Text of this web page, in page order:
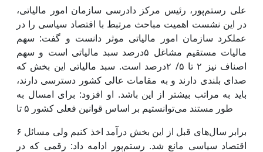
علی رستم‌پور، رئیس مرکز دادرسی سازمان امور مالیاتی،
در این نشست اهمیت مباحث مرتبط با اقتصاد سیاسی را در
عملکرد سازمان امور مالیاتی موثر دانست و گفت: سهم
مالیات مستقیم مشاغل ۵درصد سبد مالیاتی است و سهم
اصناف نیز ۲ تا ۵/ ۲درصد است. سبد مالیاتی این بخش که
صدای بلندی دارند و به مقامات عالی کشور دسترسی دارند،
باید به مراتب بیشتر از این باشد. او افزود: برای امسال به
طور مستند می‌توانستیم بر اساس قوانین فعلی کشور ۵ تا
۶ برابر سال‌های قبل از این بخش درآمد اخذ کنیم ولی مسائل
اقتصاد سیاسی مانع شد. رستم‌پور ادامه داد: رقمی که در